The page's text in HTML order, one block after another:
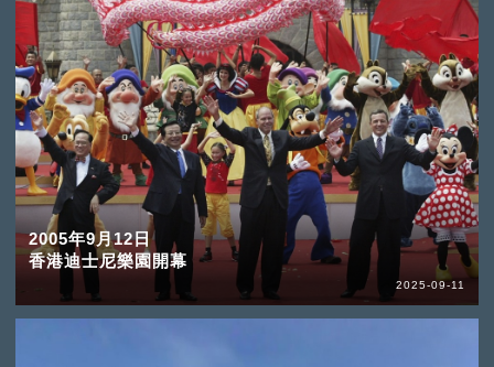
2005年9月12日
香港迪士尼樂園開幕
2025-09-11